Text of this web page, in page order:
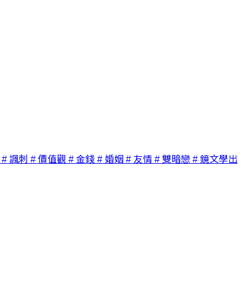
# 諷刺 # 價值觀 # 金錢 # 婚姻 # 友情 # 雙暗戀 # 鏡文學出